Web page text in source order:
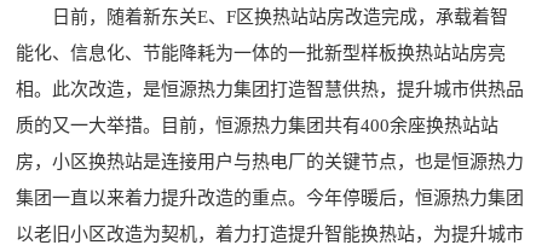
日前，随着新东关E、F区换热站站房改造完成，承载着智
能化、信息化、节能降耗为一体的一批新型样板换热站站房亮
相。此次改造，是恒源热力集团打造智慧供热，提升城市供热品
质的又一大举措。目前，恒源热力集团共有400余座换热站站
房，小区换热站是连接用户与热电厂的关键节点，也是恒源热力
集团一直以来着力提升改造的重点。今年停暖后，恒源热力集团
以老旧小区改造为契机，着力打造提升智能换热站，为提升城市